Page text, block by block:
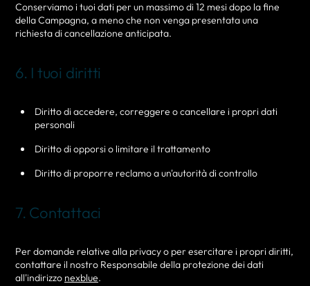
Conserviamo i tuoi dati per un massimo di 12 mesi dopo la fine
della Campagna, a meno che non venga presentata una
richiesta di cancellazione anticipata.
6. I tuoi diritti
Diritto di accedere, correggere o cancellare i propri dati
personali
Diritto di opporsi o limitare il trattamento
Diritto di proporre reclamo a un'autorità di controllo
7. Contattaci
Per domande relative alla privacy o per esercitare i propri diritti,
contattare il nostro Responsabile della protezione dei dati
all'indirizzo nexblue.